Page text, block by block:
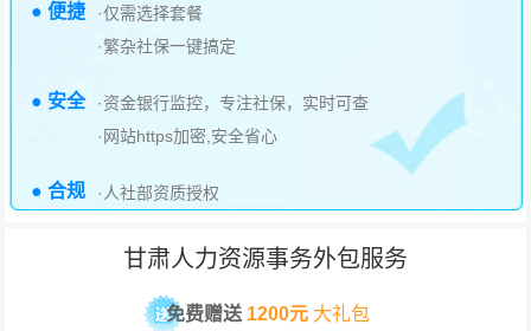
● 便捷
·仅需选择套餐
·繁杂社保一键搞定
● 安全
·资金银行监控，专注社保，实时可查
·网站https加密,安全省心
● 合规 ·人社部资质授权
甘肃人力资源事务外包服务
免费赠送 1200元 大礼包